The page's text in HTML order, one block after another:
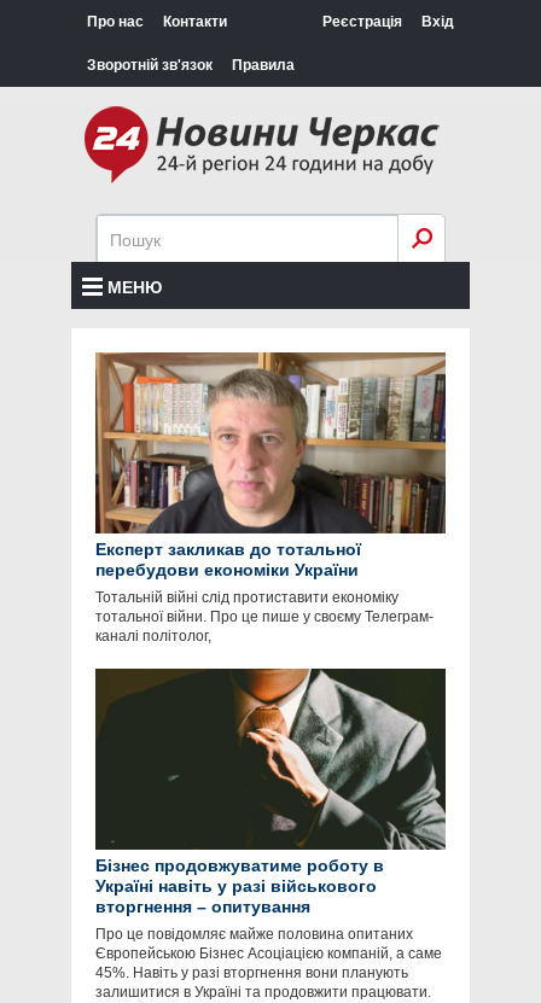
Про нас Контакти
Зворотній зв'язок Правила
Реєстрація Вхід
МЕНЮ
Експерт закликав до тотальної
перебудови економіки України
Тотальній війні слід протиставити економіку
тотальної війни. Про це пише у своєму Телеграм-
каналі політолог,
Бізнес продовжуватиме роботу в
Україні навіть у разі військового
вторгнення – опитування
Про це повідомляє майже половина опитаних
Європейською Бізнес Асоціацією компаній, а саме
45%. Навіть у разі вторгнення вони планують
залишитися в Україні та продовжити працювати.